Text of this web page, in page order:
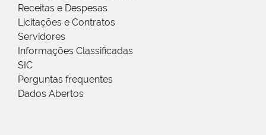
Receitas e Despesas
Licitações e Contratos
Servidores
Informações Classificadas
SIC
Perguntas frequentes
Dados Abertos